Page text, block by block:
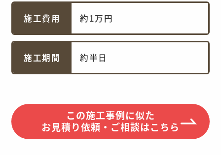
施工費用 約1万円
施工期間 約半日
この施工事例に似た
お見積り依頼・ご相談はこちら